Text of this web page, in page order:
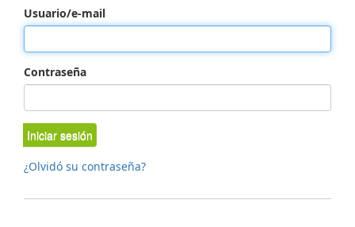
Usuario/e-mail
Contraseña
Iniciar sesión
¿Olvidó su contraseña?